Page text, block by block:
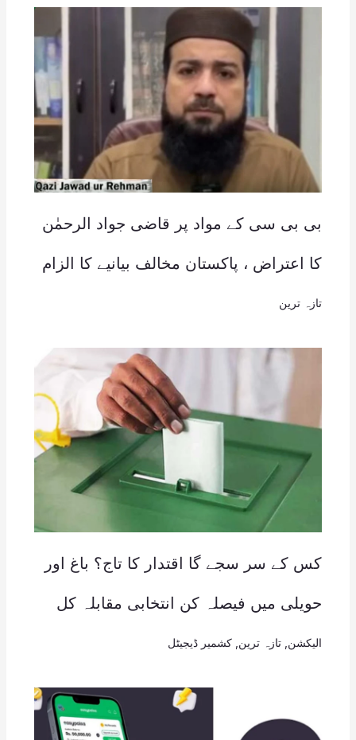
بی بی سی کے مواد پر قاضی جواد الرحمٰن
کا اعتراض ، پاکستان مخالف بیانیے کا الزام
تازہ ترین
کس کے سر سجے گا اقتدار کا تاج؟ باغ اور
حویلی میں فیصلہ کن انتخابی مقابلہ کل
الیکشن تازہ ترین کشمیر ڈیجیٹل